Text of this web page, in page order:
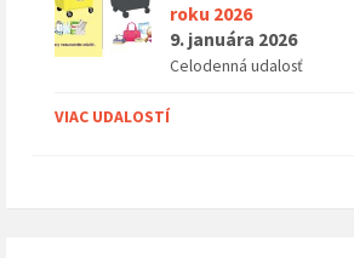
roku 2026
9. januára 2026
Celodenná udalosť
VIAC UDALOSTÍ